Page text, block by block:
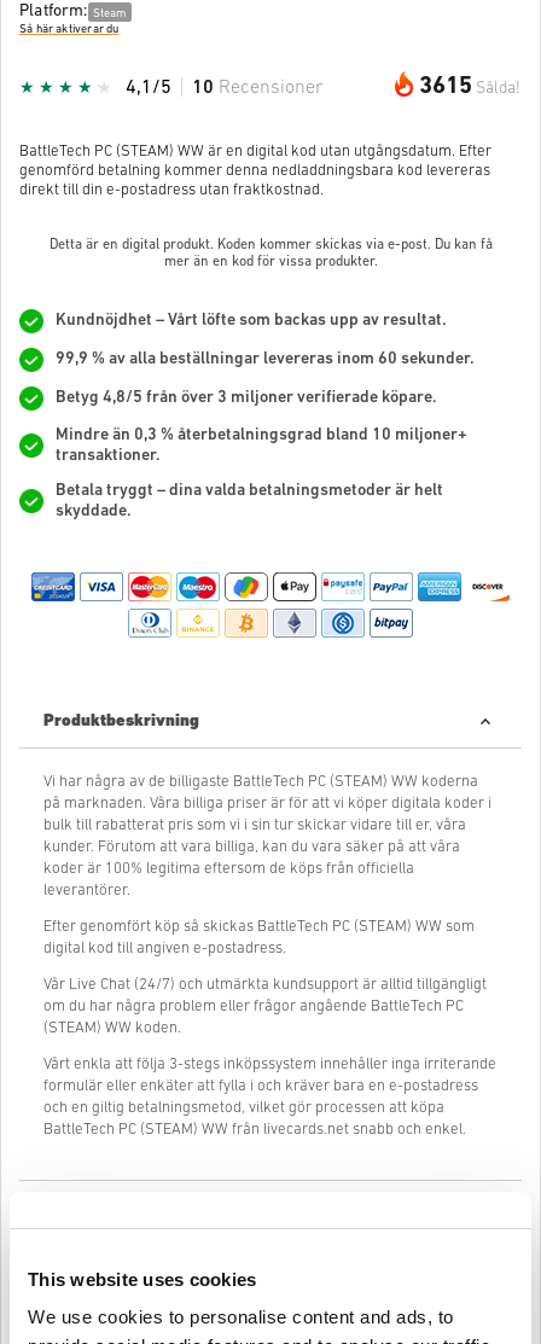
This website uses cookies
We use cookies to personalise content and ads, to
Platform: Steam
Så här aktiverar du
3615 Sålda!
4,1/5 10 Recensioner
BattleTech PC (STEAM) WW är en digital kod utan utgångsdatum. Efter
genomförd betalning kommer denna nedladdningsbara kod levereras
direkt till din e-postadress utan fraktkostnad.
Detta är en digital produkt. Koden kommer skickas via e-post. Du kan få
mer än en kod för vissa produkter.
Kundnöjdhet – Vårt löfte som backas upp av resultat.
99,9 % av alla beställningar levereras inom 60 sekunder.
Betyg 4,8/5 från över 3 miljoner verifierade köpare.
Mindre än 0,3 % återbetalningsgrad bland 10 miljoner+
transaktioner.
Betala tryggt – dina valda betalningsmetoder är helt
skyddade.
Produktbeskrivning
Vi har några av de billigaste BattleTech PC (STEAM) WW koderna
på marknaden. Våra billiga priser är för att vi köper digitala koder i
bulk till rabatterat pris som vi i sin tur skickar vidare till er, våra
kunder. Förutom att vara billiga, kan du vara säker på att våra
koder är 100% legitima eftersom de köps från officiella
leverantörer.
Efter genomfört köp så skickas BattleTech PC (STEAM) WW som
digital kod till angiven e-postadress.
Vår Live Chat (24/7) och utmärkta kundsupport är alltid tillgängligt
om du har några problem eller frågor angående BattleTech PC
(STEAM) WW koden.
Vårt enkla att följa 3-stegs inköpssystem innehåller inga irriterande
formulär eller enkäter att fylla i och kräver bara en e-postadress
och en giltig betalningsmetod, vilket gör processen att köpa
BattleTech PC (STEAM) WW från livecards.net snabb och enkel.
Pre-Orderprodukter kommer att levereras före eller på